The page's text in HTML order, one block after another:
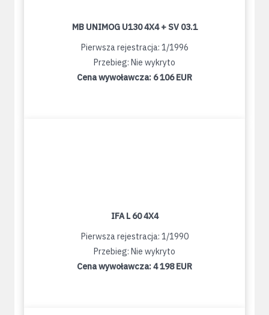
MB UNIMOG U130 4X4 + SV 03.1
Pierwsza rejestracja: 1/1996
Przebieg: Nie wykryto
Cena wywoławcza: 6 106 EUR
IFA L 60 4X4
Pierwsza rejestracja: 1/1990
Przebieg: Nie wykryto
Cena wywoławcza:4 198 EUR